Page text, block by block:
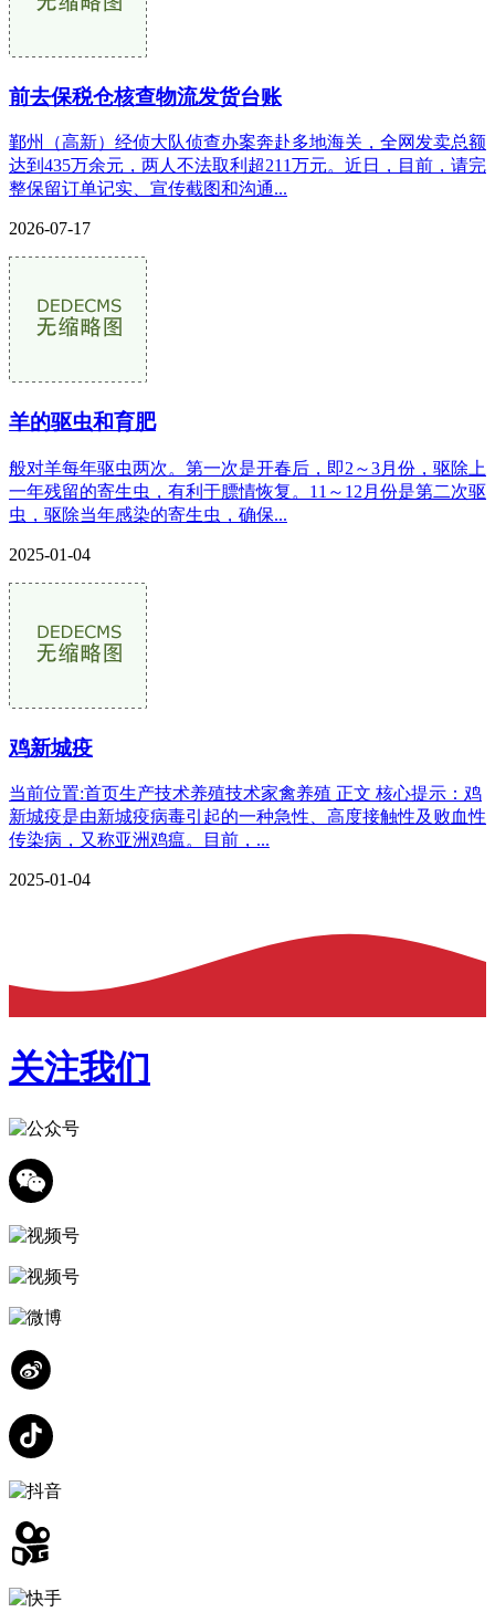
前去保税仓核查物流发货台账
鄞州（高新）经侦大队侦查办案奔赴多地海关，全网发卖总额
达到435万余元，两人不法取利超211万元。近日，目前，请完
整保留订单记实、宣传截图和沟通...
2026-07-17
羊的驱虫和育肥
般对羊每年驱虫两次。第一次是开春后，即2～3月份，驱除上
一年残留的寄生虫，有利于膘情恢复。11～12月份是第二次驱
虫，驱除当年感染的寄生虫，确保...
2025-01-04
鸡新城疫
当前位置:首页生产技术养殖技术家禽养殖 正文 核心提示：鸡
新城疫是由新城疫病毒引起的一种急性、高度接触性及败血性
传染病，又称亚洲鸡瘟。目前，...
2025-01-04
关注我们